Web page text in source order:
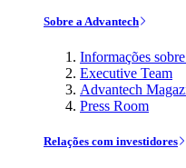
Sobre a Advantech
Informações
Executive Team
Advantech
Press Room
Relações com investidores